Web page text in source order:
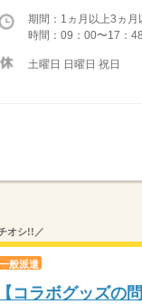
期間：1ヵ月以上3ヵ
時間：09：00〜17：
土曜日 日曜日 祝日
オシ!!／
一般派遣
【コラボグッズ